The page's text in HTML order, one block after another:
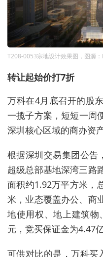
T208-0053宗地设计效果图，图源：
转让起始价打7折
万科在4月底召开的股
一揽子方案，短短一
深圳核心区域的商办资产
根据深圳交易集团公告
超级总部基地深湾三路
面积约1.92万平方米，
米，业态覆盖办公、商
地使用权、地上建筑
元，竞买保证金为4.47亿
可供对比的是，万科买